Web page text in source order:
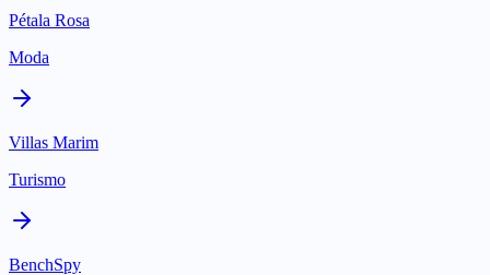
Pétala Rosa
Moda
Villas Marim
Turismo
BenchSpy